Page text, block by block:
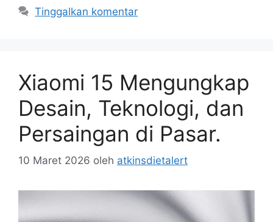
Tinggalkan komentar
Xiaomi 15 Mengungkap
Desain, Teknologi, dan
Persaingan di Pasar.
10 Maret 2026 oleh atkinsdietalert